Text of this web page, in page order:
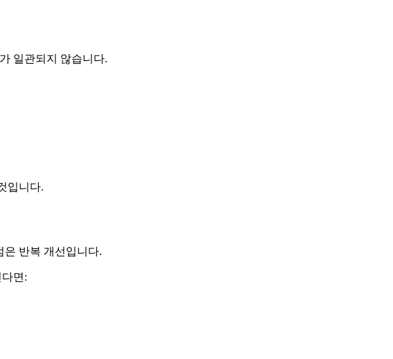
일관되지 않습니다.
입니다.
은 반복 개선입니다.
면: